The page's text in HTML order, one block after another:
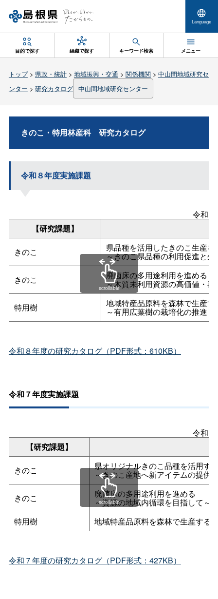
Language
目的で探す 組織で探す キーワード検索 メニュー
トップ> 県政・統計> 地域振興・交通 > 関係機関> 中山間地域研究セ
ンター > 研究カタログ 中山間地域研究センター
きのこ・特用林産科 研究カタログ
令和８年度実施課題
令和
【研究課題】
きのこ 県品種を活用したきのこ生産を
～きのこ県品種の利用促進と
きのこ 廃菌床の多用途利用を進める
～木質未利用資源の高価値・
特用樹 地域特産品原料を森林で生産す
～有用広葉樹の栽培化の推進～
scrollable
令和８年度の研究カタログ（PDF形式：610KB）
令和７年度実施課題
令和
【研究課題】
きのこ 県オリジナルきのこ品種を活用す
～きのこ産地へ新アイテムの提供
きのこ 廃菌床の多用途利用を進める
～資源の地域内循環を目指して～
特用樹
地域特産品原料を森林で生産する
scrollable
令和７年度の研究カタログ（PDF形式：427KB）